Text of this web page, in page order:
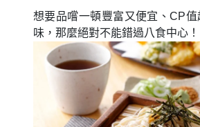
想要品嚐一頓豐富又便宜、CP
味，那麼絕對不能錯過八食中心！